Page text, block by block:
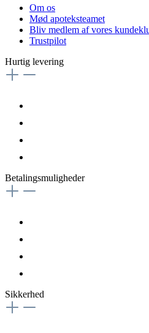
Om os
Mød apoteksteamet
Bliv medlem af vores
Trustpilot
Hurtig levering
Betalingsmuligheder
Sikkerhed